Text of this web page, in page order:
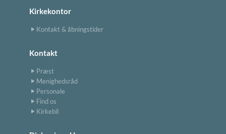
Kirkekontor
Kontakt & åbningstider
Kontakt
Præst
Menighedsråd
Personale
Find os
Kirkebil